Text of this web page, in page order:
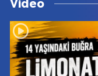
Video